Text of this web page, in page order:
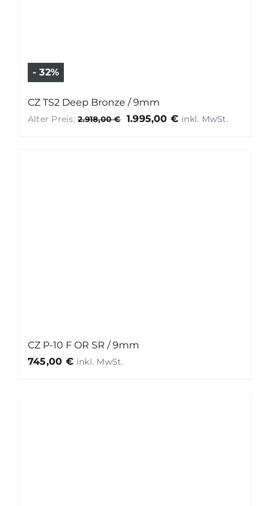
- 32%
CZ TS2 Deep Bronze / 9mm
Alter Preis: 2.918,00€ Ursprünglicher
1.995,00 €
CZ P-10 F OR SR / 9mm
745,00 €